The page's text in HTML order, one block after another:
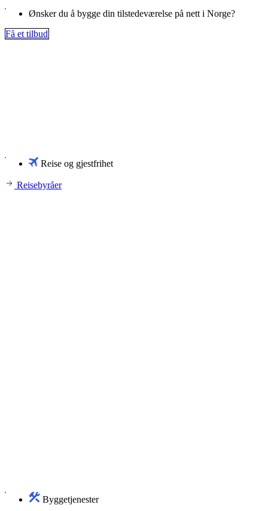
Ønsker du å bygge din tilstedeværelse på nett i Norge?
Få et tilbud
Reise og gjestfrihet
Reisebyråer
Byggetjenester